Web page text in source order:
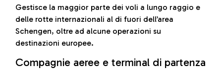
Gestisce la maggior parte dei voli a lungo raggio e
delle rotte internazionali al di fuori dell’area
Schengen, oltre ad alcune operazioni su
destinazioni europee.
Compagnie aeree e terminal di partenza